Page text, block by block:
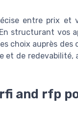
entre prix et
structurant vos
choix auprès des
et de redevabilité,
and rfp